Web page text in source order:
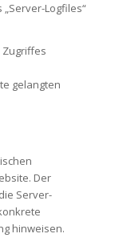
Logfiles“
gelangten
Der
Server-
hinweisen.